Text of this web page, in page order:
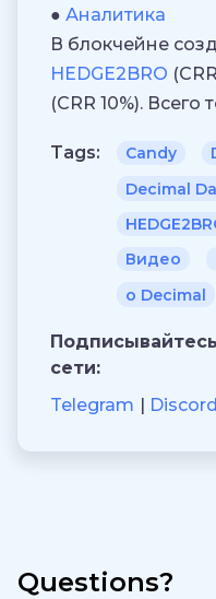
● Аналитика
В блокчейне
HEDGE2BRO
(CRR 10%). Всего
Tags: Candy
Decimal
Видео
о Decimal
сети:
Telegram
Discord
Questions?